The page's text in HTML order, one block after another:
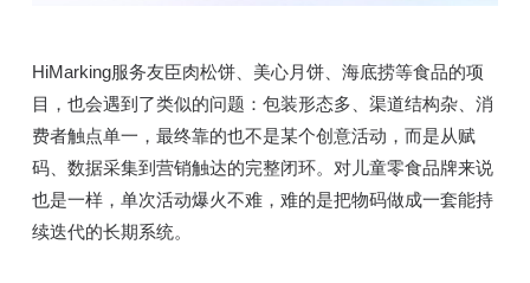
HiMarking服务友臣肉松饼、美心月饼、海底捞等食品的项
目，也会遇到了类似的问题：包装形态多、渠道结构杂、消
费者触点单一，最终靠的也不是某个创意活动，而是从赋
码、数据采集到营销触达的完整闭环。对儿童零食品牌来说
也是一样，单次活动爆火不难，难的是把物码做成一套能持
续迭代的长期系统。